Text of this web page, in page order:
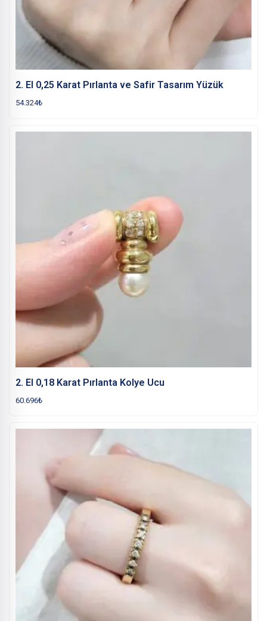
2. El 0,25 Karat Pırlanta ve Safir Tasarım Yüzük
54.324₺
2. El 0,18 Karat Pırlanta Kolye Ucu
60.696₺